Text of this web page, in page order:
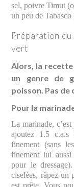
sel, poivre Timut
un peu de
Préparation
vert
Alors, la
un genre de
poisson. Pas de
Pour la
La marinade,
ajoutez 1.5 c.a.s
finement (sans
finement lui aussi
pour le
ciselées, râpez un
est prête. Vous